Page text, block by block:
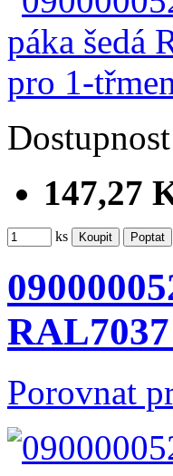
Dostupnost
147,27
ks
Porovnat